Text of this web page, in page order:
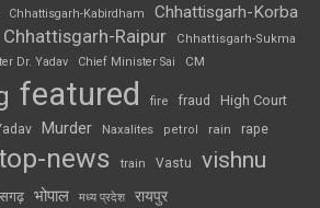
Chhattisgarh-Kabirdham Chhattisgarh-Korba
Chhattisgarh-Raipur
Chhattisgarh-Sukma
Dr. Yadav Chief Minister Sai CM
featured fire fraud High Court
Murder Naxalites petrol rain rape
news train Vastu vishnu
भोपाल मध्य प्रदेश रायपुर